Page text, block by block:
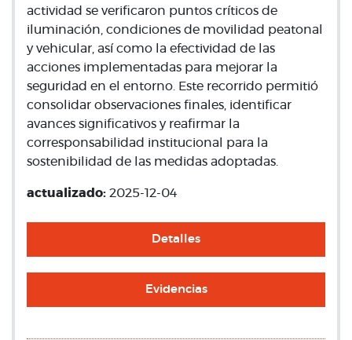
actividad se verificaron puntos críticos de
iluminación, condiciones de movilidad peatonal
y vehicular, así como la efectividad de las
acciones implementadas para mejorar la
seguridad en el entorno. Este recorrido permitió
consolidar observaciones finales, identificar
avances significativos y reafirmar la
corresponsabilidad institucional para la
sostenibilidad de las medidas adoptadas.
actualizado: 2025-12-04
Detalles
Evidencias